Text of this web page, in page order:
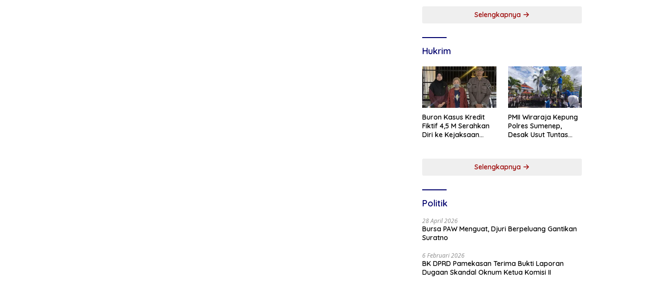
Selengkapnya
Hukrim
Buron Kasus Kredit
Fiktif 4,5 M Serahkan
Diri ke Kejaksaan
PMII Wiraraja Kepung
Polres Sumenep,
Desak Usut Tuntas
Selengkapnya
Politik
28 April 2026
Bursa PAW Menguat, Djuri Berpeluang Gantikan
Suratno
6 Februari 2026
BK DPRD Pamekasan Terima Bukti Laporan
Dugaan Skandal Oknum Ketua Komisi II